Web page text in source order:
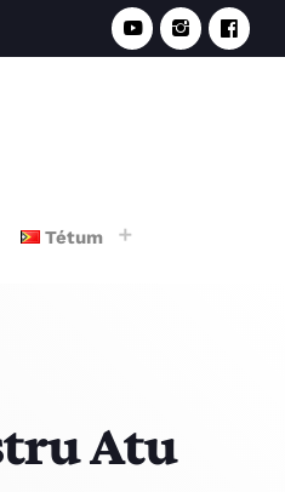
Tétum
Atu